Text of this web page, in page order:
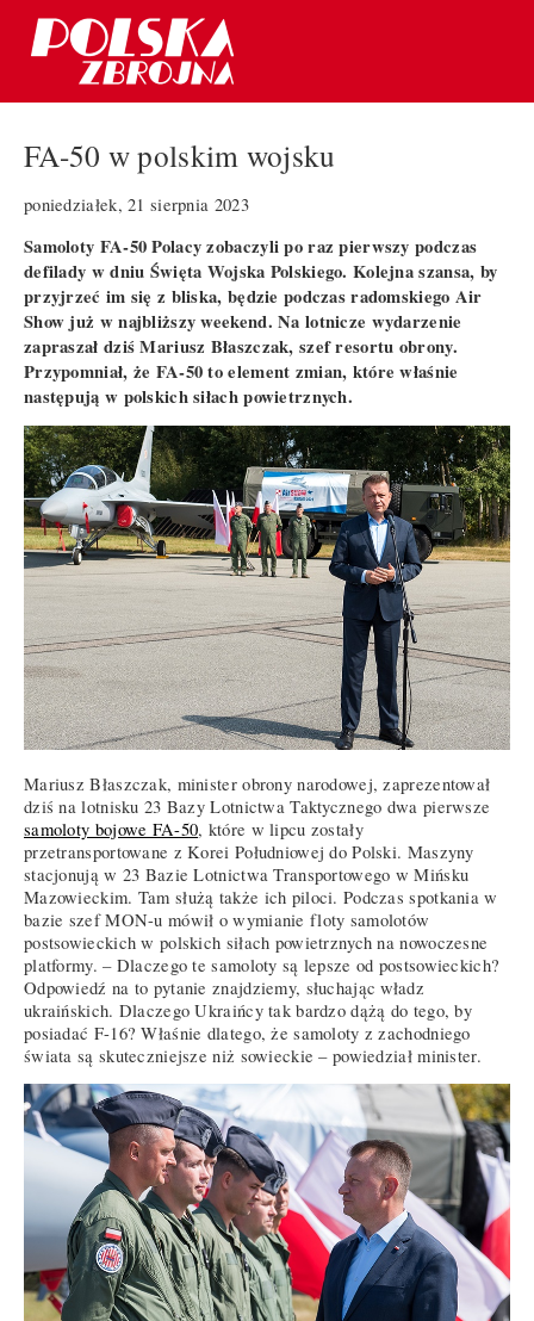
FA-50 w polskim wojsku
poniedziałek, 21 sierpnia 2023
Samoloty FA-50 Polacy zobaczyli po raz pierwszy podczas
defilady w dniu Święta Wojska Polskiego. Kolejna szansa, by
przyjrzeć im się z bliska, będzie podczas radomskiego Air
Show już w najbliższy weekend. Na lotnicze wydarzenie
zapraszał dziś Mariusz Błaszczak, szef resortu obrony.
Przypomniał, że FA-50 to element zmian, które właśnie
następują w polskich siłach powietrznych.
Mariusz Błaszczak, minister obrony narodowej, zaprezentował
dziś na lotnisku 23 Bazy Lotnictwa Taktycznego dwa pierwsze
samoloty bojowe FA-50, które w lipcu zostały
przetransportowane z Korei Południowej do Polski. Maszyny
stacjonują w 23 Bazie Lotnictwa Transportowego w Mińsku
Mazowieckim. Tam służą także ich piloci. Podczas spotkania w
bazie szef MON-u mówił o wymianie floty samolotów
postsowieckich w polskich siłach powietrznych na nowoczesne
platformy. – Dlaczego te samoloty są lepsze od postsowieckich?
Odpowiedź na to pytanie znajdziemy, słuchając władz
ukraińskich. Dlaczego Ukraińcy tak bardzo dążą do tego, by
posiadać F-16? Właśnie dlatego, że samoloty z zachodniego
świata są skuteczniejsze niż sowieckie – powiedział minister.